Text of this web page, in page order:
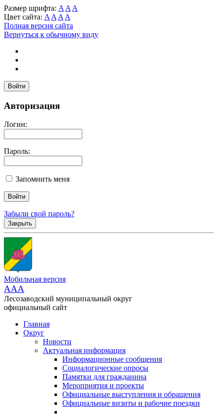
Размер шрифта: A A A
Цвет сайта: A A A A
Полная версия сайта
Вернуться к обычному виду
Войти
Авторизация
Логин:
Пароль:
Запомнить меня
Забыли свой пароль?
Закрыть
Мобильная версия
AAA
Лесозаводский муниципальный округ
официальный сайт
Главная
Округ
Новости
Актуальная информация
Информационные сообщения
Социалогические опросы
Памятки для гражданина
Мероприятия и проекты
Официальные выступления и обращения
Официальные визиты и рабочие поездки